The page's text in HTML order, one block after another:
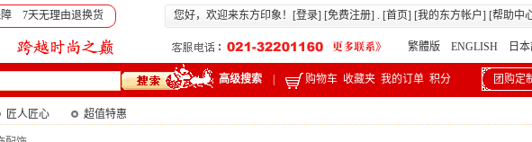
7天无理由退换货 您好，欢迎来东方印象！[登录] [免费注册] . [首页] [我的东方帐户] [帮助中
繁體版 ENGLISH 日
高级搜索 购物车 收藏夹 我的订单 积分 团购定
匠人匠心 超值特惠